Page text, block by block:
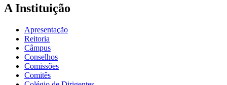
A Instituição
Apresentação
Reitoria
Câmpus
Conselhos
Comissões
Comitês